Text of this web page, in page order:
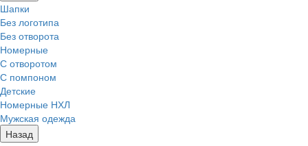
Шапки
Без логотипа
Без отворота
Номерные
С отворотом
С помпоном
Детские
Номерные НХЛ
Мужская одежда
Назад